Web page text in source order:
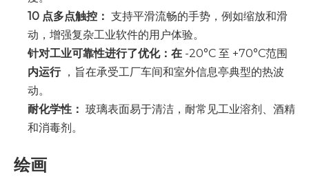
10 点多点触控： 支持平滑流畅的手势，例如缩放和滑
动，增强复杂工业软件的用户体验。
针对工业可靠性进行了优化：在 -20°C 至 +70°C范围
内运行，旨在承受工厂车间和室外信息亭典型的热波
动。
耐化学性： 玻璃表面易于清洁，耐常见工业溶剂、酒精
和消毒剂。
绘画